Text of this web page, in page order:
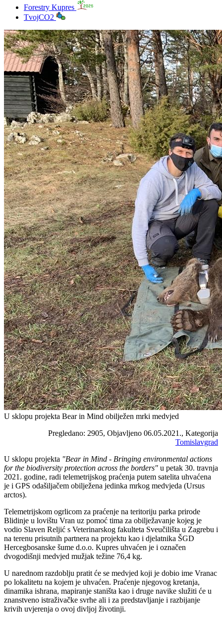
Forestry Kupres
TvojCO2
U sklopu projekta Bear in Mind obilježen mrki medvjed
Pregledano: 2905, Objavljeno 06.05.2021., Kategorija
Tomislavgrad
U sklopu projekta "Bear in Mind - Bringing environmental actions
for the biodiversity protection across the borders" u petak 30. travnja
2021. godine, radi telemetrijskog praćenja putem satelita uhvaćena
je i GPS odašiljačem obilježena jedinka mrkog medvjeda (Ursus
arctos).
Telemetrijskom ogrlicom za praćenje na teritoriju parka prirode
Blidinje u lovištu Vran uz pomoć tima za obilježavanje kojeg je
vodio Slaven Reljić s Veterinarskog fakulteta Sveučilišta u Zagrebu i
na terenu prisutnih partnera na projektu kao i djelatnika ŠGD
Hercegbosanske šume d.o.o. Kupres uhvaćen je i označen
dvogodišnji medvjed mužjak težine 76,4 kg.
U narednom razdoblju pratit će se medvjed koji je dobio ime Vranac
po lokalitetu na kojem je uhvaćen. Praćenje njegovog kretanja,
dinamika ishrana, mapiranje staništa kao i druge navike služiti će u
znanstveno istraživačke svrhe ali i za predstavljanje i razbijanje
krivih uvjerenja o ovoj divljoj životinji.